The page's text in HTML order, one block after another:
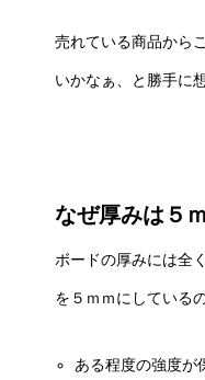
売れている商品から
いかなぁ、と勝手に
なぜ厚みは５
ボードの厚みには全
を５ｍｍにしているの
ある程度の強度が